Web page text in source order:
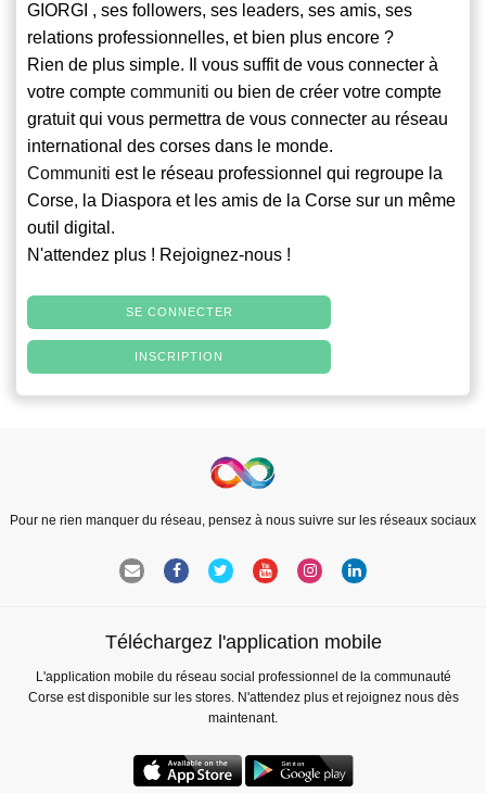
GIORGI , ses followers, ses leaders, ses amis, ses
relations professionnelles, et bien plus encore ?
Rien de plus simple. Il vous suffit de vous connecter à
votre compte communiti ou bien de créer votre compte
gratuit qui vous permettra de vous connecter au réseau
international des corses dans le monde.
Communiti est le réseau professionnel qui regroupe la
Corse, la Diaspora et les amis de la Corse sur un même
outil digital.
N'attendez plus ! Rejoignez-nous !
SE CONNECTER
INSCRIPTION
Pour ne rien manquer du réseau, pensez à nous suivre sur les réseaux sociaux
Téléchargez l'application mobile
L'application mobile du réseau social professionnel de la communauté
Corse est disponible sur les stores. N'attendez plus et rejoignez nous dès
maintenant.